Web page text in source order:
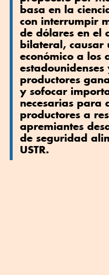
basa en la
con interrumpir
de dólares en el
bilateral, causar
económico a los
estadounidenses
productores
y sofocar
necesarias para
productores a
apremiantes
de seguridad
USTR.